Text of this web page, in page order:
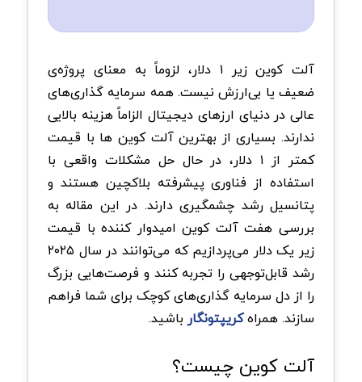
آلت کوین زیر ۱ دلار، لزوماً به معنای پروژه‌ی
ضعیف یا بی‌ارزش نیست. همه سرمایه گذاری‌های
عالی در دنیای ارزهای دیجیتال الزاماً هزینه بالایی
ندارند. بسیاری از بهترین آلت کوین ها با قیمت
کمتر از ۱ دلار، در حال حل مشکلات واقعی با
استفاده از فناوری پیشرفته بلاکچین هستند و
پتانسیل رشد چشمگیری دارند. در این مقاله به
بررسی هفت آلت کوین امیدوار کننده با قیمت
زیر یک دلار می‌پردازیم که می‌توانند در سال ۲۰۲۵
رشد قابل‌توجهی را تجربه کنند و فرصت‌هایی بزرگ
را از دل سرمایه‌ گذاری‌های کوچک برای شما فراهم
سازند. همراهکریپتونگار باشید.
آلت کوین چیست؟